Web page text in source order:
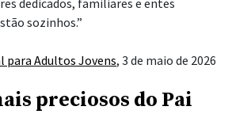
dedicados, familiares e entes
sozinhos.”
para Adultos Jovens, 3 de maio de 2026
preciosos do Pai